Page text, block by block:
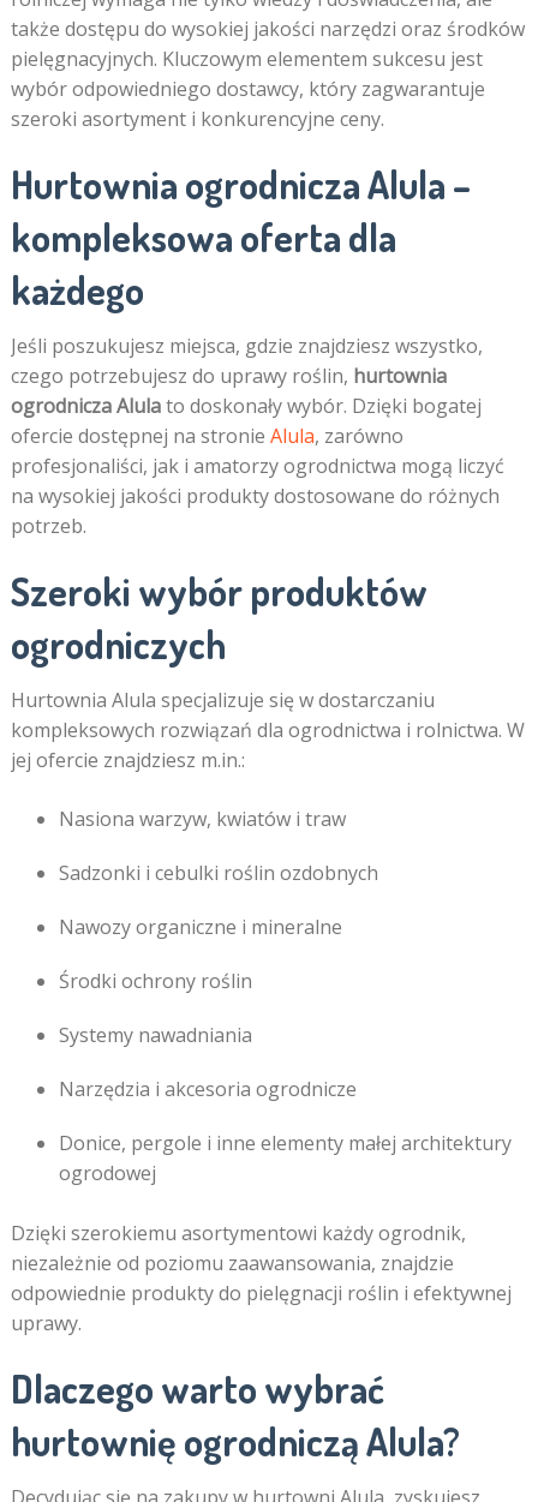
także dostępu do wysokiej jakości narzędzi oraz środków
pielęgnacyjnych. Kluczowym elementem sukcesu jest
wybór odpowiedniego dostawcy, który zagwarantuje
szeroki asortyment i konkurencyjne ceny.
Hurtownia ogrodnicza Alula –
kompleksowa oferta dla
każdego
Jeśli poszukujesz miejsca, gdzie znajdziesz wszystko,
czego potrzebujesz do uprawy roślin, hurtownia
ogrodnicza Alulato doskonały wybór. Dzięki bogatej
ofercie dostępnej na stronie Alula, zarówno
profesjonaliści, jak i amatorzy ogrodnictwa mogą liczyć
na wysokiej jakości produkty dostosowane do różnych
potrzeb.
Szeroki wybór produktów
ogrodniczych
Hurtownia Alula specjalizuje się w dostarczaniu
kompleksowych rozwiązań dla ogrodnictwa i rolnictwa. W
jej ofercie znajdziesz m.in.:
Nasiona warzyw, kwiatów i traw
Sadzonki i cebulki roślin ozdobnych
Nawozy organiczne i mineralne
Środki ochrony roślin
Systemy nawadniania
Narzędzia i akcesoria ogrodnicze
Donice, pergole i inne elementy małej architektury
ogrodowej
Dzięki szerokiemu asortymentowi każdy ogrodnik,
niezależnie od poziomu zaawansowania, znajdzie
odpowiednie produkty do pielęgnacji roślin i efektywnej
uprawy.
Dlaczego warto wybrać
hurtownię ogrodniczą Alula?